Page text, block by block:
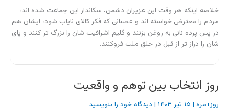
خلاصه اینکه هر وقت این عزیران دشمن، سکاندار این جماعت شده اند،
مردم را معترض خواسته اند و عصبانی که فکر کالای نایاب شود، ایشان هم
در پس پرده نانی به روغن بزنند و گلیم اشرافیت شان را بزرگ تر کنند و پای
شان را دراز تر از قبل در حلق ملت فروکنند.
روز انتخاب بین توهم و واقعیت
روز+مره | ۱۵ تیر ۱۴۰۳ | دیدگاه‌ خود را بنویسید